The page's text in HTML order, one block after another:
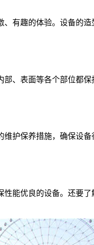
有趣的体验。设备的
、表面等各个部位都
护保养措施，确保设
能优良的设备。还要